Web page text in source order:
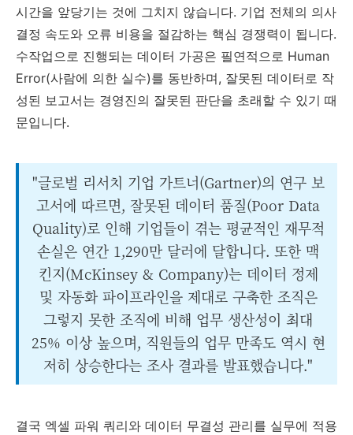
시간을 앞당기는 것에 그치지 않습니다. 기업 전체의 의사
결정 속도와 오류 비용을 절감하는 핵심 경쟁력이 됩니다.
수작업으로 진행되는 데이터 가공은 필연적으로 Human
Error(사람에 의한 실수)를 동반하며, 잘못된 데이터로 작
성된 보고서는 경영진의 잘못된 판단을 초래할 수 있기 때
문입니다.
"글로벌 리서치 기업 가트너(Gartner)의 연구 보
고서에 따르면, 잘못된 데이터 품질(Poor Data
Quality)로 인해 기업들이 겪는 평균적인 재무적
손실은 연간 1,290만 달러에 달합니다. 또한 맥
킨지(McKinsey & Company)는 데이터 정제
및 자동화 파이프라인을 제대로 구축한 조직은
그렇지 못한 조직에 비해 업무 생산성이 최대
25% 이상 높으며, 직원들의 업무 만족도 역시 현
저히 상승한다는 조사 결과를 발표했습니다."
결국 엑셀 파워 쿼리와 데이터 무결성 관리를 실무에 적용